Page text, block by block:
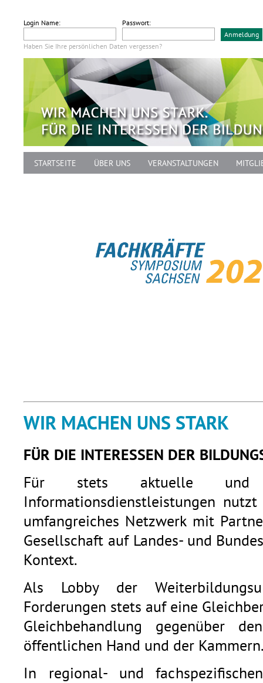
Login Name: Passwort:
Haben Sie Ihre persönlichen Daten vergessen?
STARTSEITE ÜBER UNS VERANSTALTUNGEN
WIR MACHEN UNS STARK
FÜR DIE INTERESSEN DER
Für stets aktuelle und
Informationsdienstleistungen
umfangreiches Netzwerk mit
Gesellschaft auf Landes- und
Kontext.
Als Lobby der
Forderungen stets auf eine
Gleichbehandlung gegenüber
öffentlichen Hand und der
In regional- und